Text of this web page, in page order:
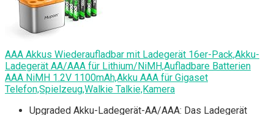
AAA Akkus Wiederaufladbar mit Ladegerät 16er-Pack,Akku-
Ladegerät AA/AAA für Lithium/NiMH,Aufladbare Batterien
AAA NiMH 1.2V 1100mAh,Akku AAA für Gigaset
Telefon,Spielzeug,Walkie Talkie,Kamera
Upgraded Akku-Ladegerät-AA/AAA: Das Ladegerät